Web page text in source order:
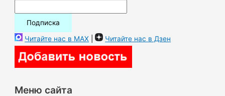
Читайте нас в MAX | Читайте нас в Дзен
Меню сайта